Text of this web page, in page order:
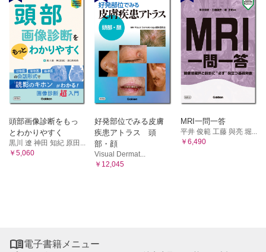
頭部画像診断をもっ
とわかりやすく
黒川 遼 神田 知紀 原田...
￥5,060
好発部位でみる皮膚
疾患アトラス 頭
部・顔
Visual Dermat...
￥12,045
MRI一問一答
平井 俊範 工藤 與亮 堀...
￥6,490
電子書籍メニュー